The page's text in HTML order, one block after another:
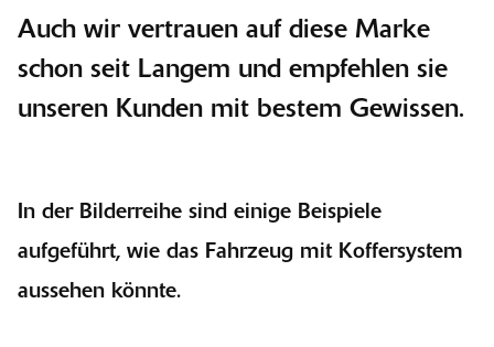
Auch wir vertrauen auf diese Marke
schon seit Langem und empfehlen sie
unseren Kunden mit bestem Gewissen.
In der Bilderreihe sind einige Beispiele
aufgeführt, wie das Fahrzeug mit Koffersystem
aussehen könnte.